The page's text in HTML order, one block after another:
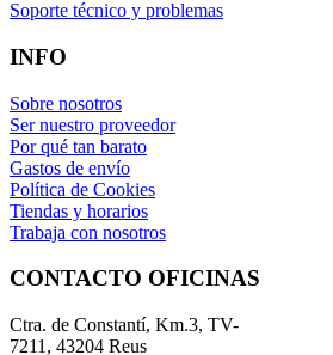
Soporte técnico y problemas
INFO
Sobre nosotros
Ser nuestro proveedor
Por qué tan barato
Gastos de envío
Política de Cookies
Tiendas y horarios
Trabaja con nosotros
CONTACTO OFICINAS
Ctra. de Constantí, Km.3, TV-
7211, 43204 Reus